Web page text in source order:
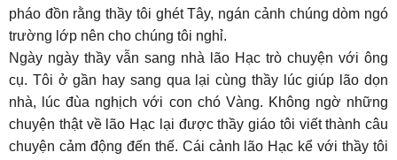
pháo đồn rằng thầy tôi ghét Tây, ngán cảnh chúng dòm ngó
trường lớp nên cho chúng tôi nghỉ.
Ngày ngày thầy vẫn sang nhà lão Hạc trò chuyện với ông
cụ. Tôi ở gần hay sang qua lại cùng thầy lúc giúp lão dọn
nhà, lúc đùa nghịch với con chó Vàng. Không ngờ những
chuyện thật về lão Hạc lại được thầy giáo tôi viết thành câu
chuyện cảm động đến thế. Cái cảnh lão Hạc kể với thầy tôi